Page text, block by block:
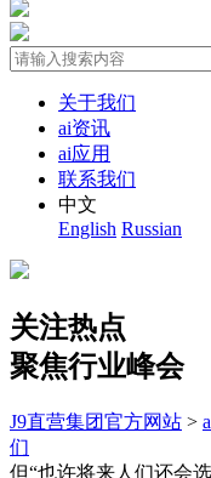
关于我们
ai资讯
ai应用
联系我们
中文
English Russian
关注热点
聚焦行业峰会
J9直营集团官方网站 >
们
但“也许将来人们还会